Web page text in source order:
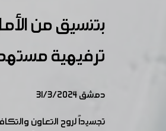
بتنسيق من
ترفيهية مستهدفة 100 طفل من المصابين بمتلازمة
دمشق 31/3/2024
تجسيداً لروح التعاون